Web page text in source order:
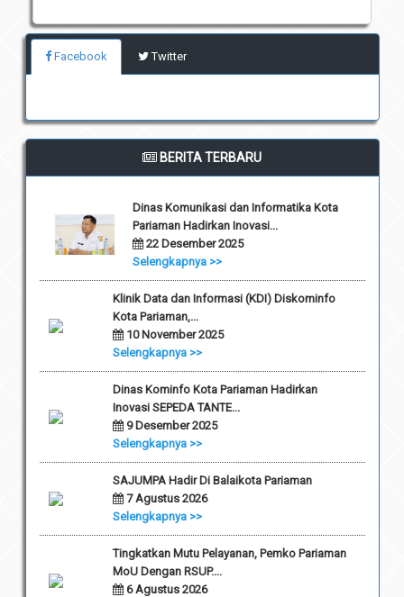
Facebook Twitter
BERITA TERBARU
Dinas Komunikasi dan Informatika Kota
Pariaman Hadirkan Inovasi...
22 Desember 2025
Selengkapnya >>
Klinik Data dan Informasi (KDI) Diskominfo
Kota Pariaman,...
10 November 2025
Selengkapnya >>
Dinas Kominfo Kota Pariaman Hadirkan
Inovasi SEPEDA TANTE...
9 Desember 2025
Selengkapnya >>
SAJUMPA Hadir Di Balaikota Pariaman
7 Agustus 2026
Selengkapnya >>
Tingkatkan Mutu Pelayanan, Pemko Pariaman
MoU Dengan RSUP....
6 Agustus 2026